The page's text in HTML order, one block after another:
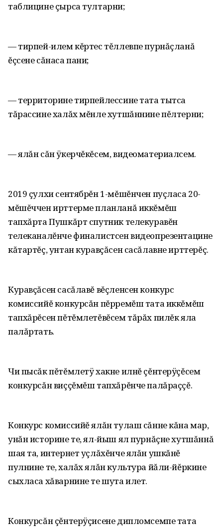
таблицине çырса тултарни;
— тирпей-илем кĕртес тĕллевпе пурнăçланă
ĕçсене сăнаса пани;
— территорине тирпейлессине тата тытса
тăрассине халăх мĕнле хутшăннине пĕлтерни;
— ялăн сăн ÿкерчĕкĕсем, видеоматериалсем.
2019 çулхи сентябрĕн 1-мĕшĕнчен пуçласа 20-
мĕшĕччен ирттерме планланă иккĕмĕш
тапхăрта Пушкăрт спутник телекуравĕн
телеканалĕнче финалистсен видеопрезентацине
кăтартĕç, унтан куравçăсен сасăлавне ирттерĕç.
Куравçăсен сасăлавĕ вĕçленсен конкурс
комиссийĕ конкурсăн пĕрремĕш тата иккĕмĕш
тапхăрĕсен пĕтĕмлетĕвĕсем тăрăх пилĕк яла
палăртать.
Чи пысăк пĕтĕмлетÿ хакне илнĕ çĕнтерÿçĕсем
конкурсăн виççĕмĕш тапхăрĕнче палăраççĕ.
Конкурс комиссийĕ ялăн тулаш сăнне кăна мар,
унăн историне те, ял-йыш ял пурнăçне хутшăннă
шая та, интернет уçлăхĕнче ялăн ушкăнĕ
пулнине те, халăх ялăн культура йăли-йĕркине
сыхласа хăварнине те шута илет.
Конкурсăн çĕнтерÿçисене дипломсемпе тата